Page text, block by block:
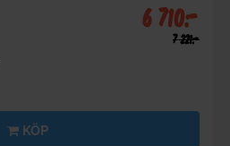
6 710:-
7 221:-
KÖP